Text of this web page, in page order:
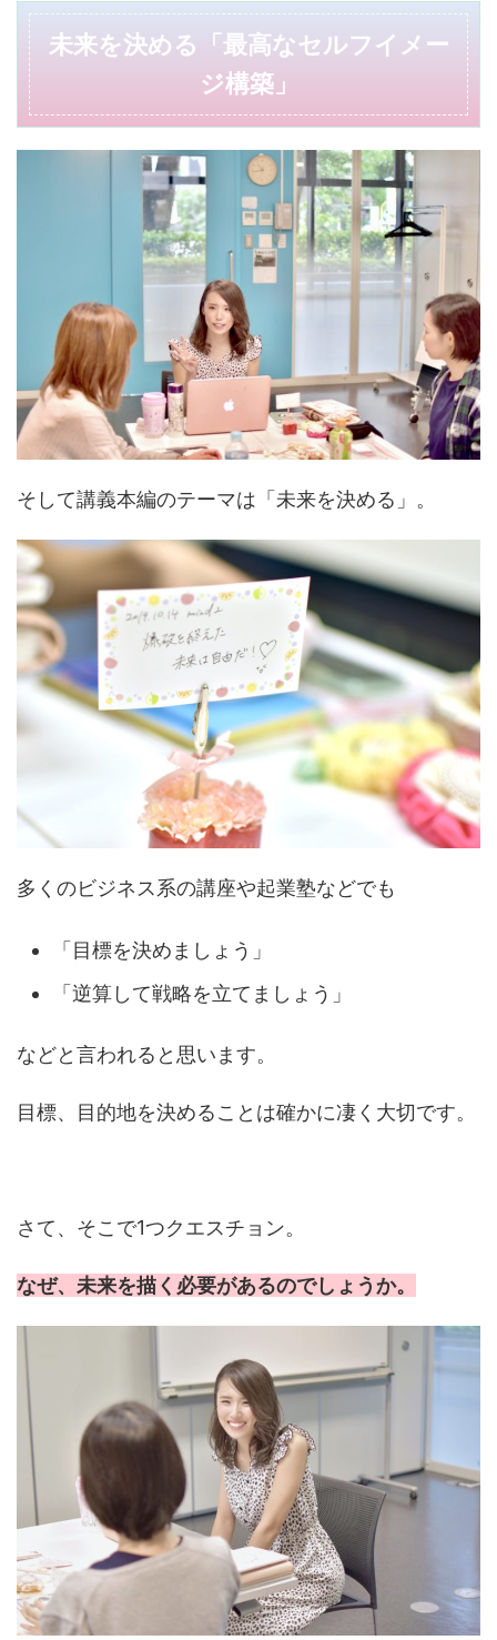
未来を決める「最高なセルフイメー
ジ構築」
そして講義本編のテーマは「未来を決める」。
多くのビジネス系の講座や起業塾などでも
「目標を決めましょう」
「逆算して戦略を立てましょう」
などと言われると思います。
目標、目的地を決めることは確かに凄く大切です。
さて、そこで1つクエスチョン。
なぜ、未来を描く必要があるのでしょうか。